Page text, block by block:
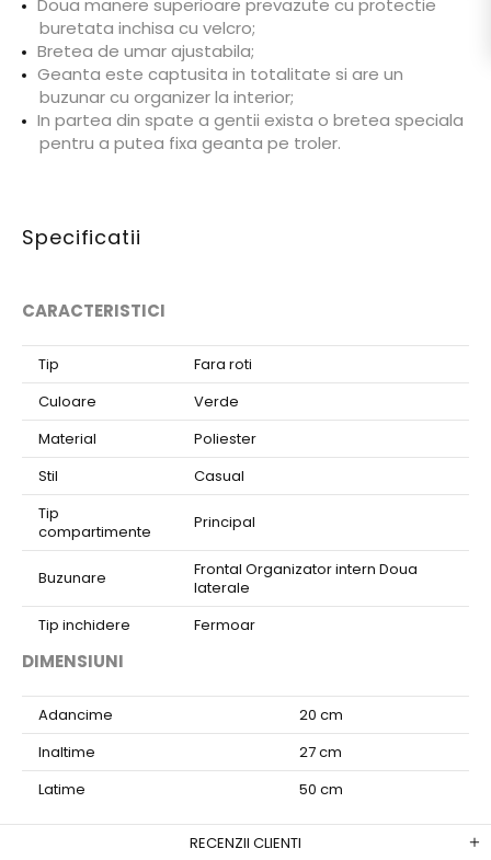
buretata inchisa cu velcro;
Bretea de umar ajustabila;
Geanta este captusita in totalitate si are un
buzunar cu organizer la interior;
In partea din spate a gentii exista o bretea speciala
pentru a putea fixa geanta pe troler.
Specificatii
CARACTERISTICI
Tip
Fara roti
Culoare
Verde
Material
Poliester
Stil
Casual
Tip
compartimente
Principal
Buzunare
Frontal Organizator intern Doua
laterale
Tip inchidere
Fermoar
DIMENSIUNI
Adancime
20 cm
Inaltime
27 cm
Latime
50 cm
RECENZII CLIENTI